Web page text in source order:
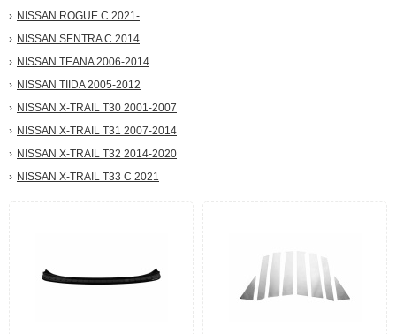
NISSAN ROGUE С 2021-
NISSAN SENTRA С 2014
NISSAN TEANA 2006-2014
NISSAN TIIDA 2005-2012
NISSAN X-TRAIL T30 2001-2007
NISSAN X-TRAIL T31 2007-2014
NISSAN X-TRAIL T32 2014-2020
NISSAN X-TRAIL T33 С 2021